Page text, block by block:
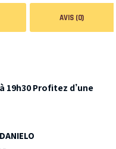
AVIS (0)
19h30Profitez d’une
Auteur pour Benoit
Petitgirard,